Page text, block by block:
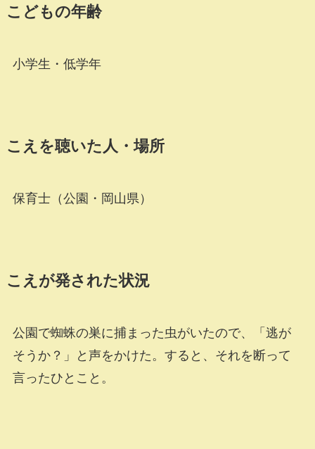
こどもの年齢
小学生・低学年
こえを聴いた人・場所
保育士（公園・岡山県）
こえが発された状況
公園で蜘蛛の巣に捕まった虫がいたので、「逃が
そうか？」と声をかけた。すると、それを断って
言ったひとこと。